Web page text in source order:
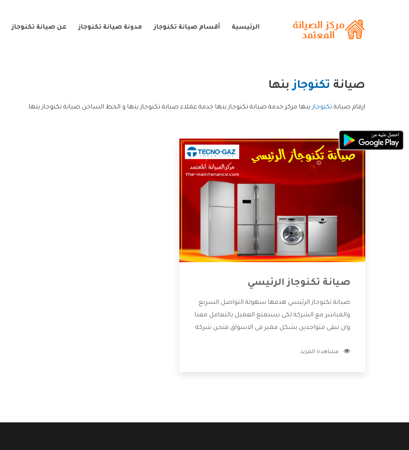
الرئيسية أقسام صيانة تكنوجاز مدونة صيانة تكنوجاز عن صيانة تكنوجاز
صيانة تكنوجازبنها
ارقام صيانة تكنوجازبنها مركز خدمة صيانة تكنوجاز بنها خدمة عملاء صيانة تكنوجاز بنها و الخط الساخن صيانة تكنوجاز بنها.
صيانة تكنوجاز الرئيسي
صيانة تكنوجاز الرئيسي هدفها سهولة التواصل السريع
والمباشر مع الشركة لكى يستمتع العميل بالتعامل معنا
وان نبقى متواجدين بشكل مميز فى الاسواق فنحن شركة
بالخدمات التى تنفرد الشركة بها والتى تكون منها خدمة
مشاهدة المزيد